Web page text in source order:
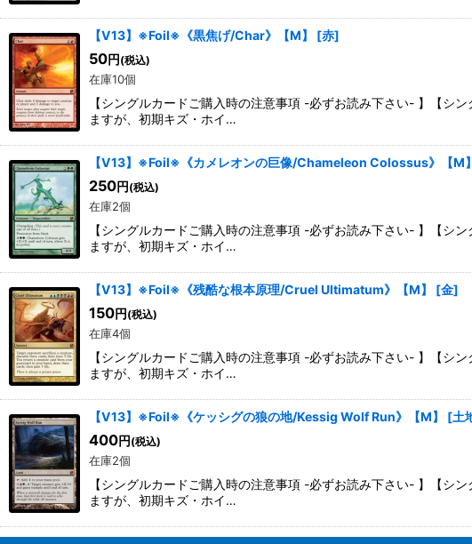
【V13】※Foil※《黒焦げ/Char》【M】 [赤]
50円 (税込)
在庫10個
【シングルカードご購入時の注意事項 -必ずお読み下さい- 】【シ
ますが、初期キズ・ホイ…
【V13】※Foil※《カメレオンの巨像/Chameleon Colossus》【M】
250円 (税込)
在庫2個
【シングルカードご購入時の注意事項 -必ずお読み下さい- 】【シ
ますが、初期キズ・ホイ…
【V13】※Foil※《残酷な根本原理/Cruel Ultimatum》【M】 [金]
150円 (税込)
在庫4個
【シングルカードご購入時の注意事項 -必ずお読み下さい- 】【シ
ますが、初期キズ・ホイ…
【V13】※Foil※《ケッシグの狼の地/Kessig Wolf Run》【M】 [土
400円 (税込)
在庫2個
【シングルカードご購入時の注意事項 -必ずお読み下さい- 】【シ
ますが、初期キズ・ホイ…